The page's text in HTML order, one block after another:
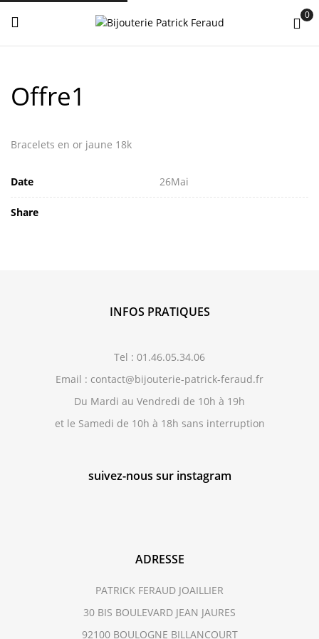
0
Offre1
Bracelets en or jaune 18k
Date 26Mai
Share
INFOS PRATIQUES
Tel : 01.46.05.34.06
Email : contact@bijouterie-patrick-feraud.fr
Du Mardi au Vendredi de 10h à 19h
et le Samedi de 10h à 18h sans interruption
suivez-nous sur instagram
ADRESSE
PATRICK FERAUD JOAILLIER
30 BIS BOULEVARD JEAN JAURES
92100 BOULOGNE BILLANCOURT